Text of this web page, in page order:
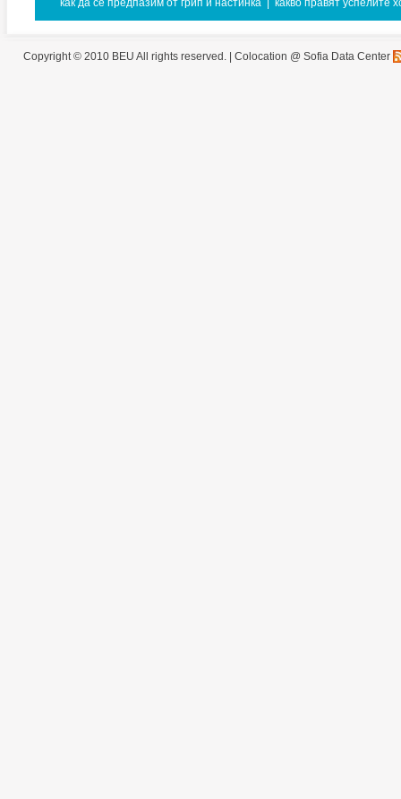
как да се предпазим от грип и настинка какво правят успелите
Copyright © 2010 BEU All rights reserved. | Colocation @ Sofia Data Center